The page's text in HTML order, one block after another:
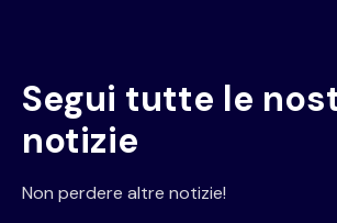
Segui tutte le
notizie
Non perdere altre notizie!